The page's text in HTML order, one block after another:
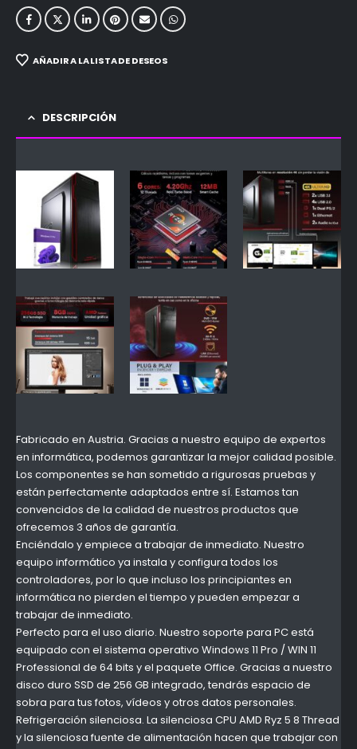
AÑADIR A LA LISTA DE DESEOS
DESCRIPCIÓN
Fabricado en Austria. Gracias a nuestro equipo de expertos
en informática, podemos garantizar la mejor calidad posible.
Los componentes se han sometido a rigurosas pruebas y
están perfectamente adaptados entre sí. Estamos tan
convencidos de la calidad de nuestros productos que
ofrecemos 3 años de garantía.
Enciéndalo y empiece a trabajar de inmediato. Nuestro
equipo informático ya instala y configura todos los
controladores, por lo que incluso los principiantes en
informática no pierden el tiempo y pueden empezar a
trabajar de inmediato.
Perfecto para el uso diario. Nuestro soporte para PC está
equipado con el sistema operativo Windows 11 Pro / WIN 11
Professional de 64 bits y el paquete Office. Gracias a nuestro
disco duro SSD de 256 GB integrado, tendrás espacio de
sobra para tus fotos, vídeos y otros datos personales.
Refrigeración silenciosa. La silenciosa CPU AMD Ryz 5 8 Thread
y la silenciosa fuente de alimentación hacen que trabajar con